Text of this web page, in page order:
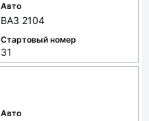
Авто
ВАЗ 2104
Стартовый номер
31
Авто